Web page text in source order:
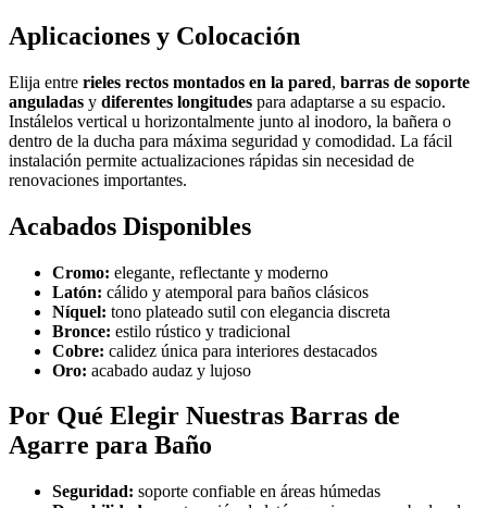
Aplicaciones y Colocación
Elija entre rieles rectos montados en la pared, barras de soporte
anguladas y diferentes longitudes para adaptarse a su espacio.
Instálelos vertical u horizontalmente junto al inodoro, la bañera o
dentro de la ducha para máxima seguridad y comodidad. La fácil
instalación permite actualizaciones rápidas sin necesidad de
renovaciones importantes.
Acabados Disponibles
Cromo: elegante, reflectante y moderno
Latón: cálido y atemporal para baños clásicos
Níquel: tono plateado sutil con elegancia discreta
Bronce: estilo rústico y tradicional
Cobre: calidez única para interiores destacados
Oro: acabado audaz y lujoso
Por Qué Elegir Nuestras Barras de
Agarre para Baño
Seguridad: soporte confiable en áreas húmedas